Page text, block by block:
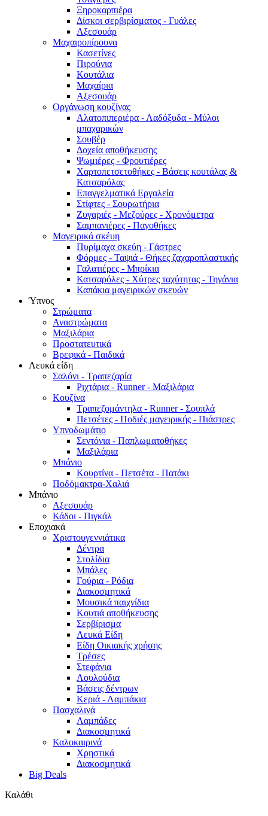
Ξηροκαρπιέρα
Δίσκοι σερβιρίσματος - Γυάλες
Αξεσουάρ
Μαχαιροπίρουνα
Κασετίνες
Πιρούνια
Κουτάλια
Μαχαίρια
Αξεσουάρ
Οργάνωση κουζίνας
Αλατοπιπεριέρα - Λαδόξυδα - Μύλοι
μπαχαρικών
Σουβέρ
Δοχεία αποθήκευσης
Ψωμιέρες - Φρουτιέρες
Χαρτοπετσετοθήκες - Βάσεις κουτάλας &
Κατσαρόλας
Επαγγελματικά Εργαλεία
Στίφτες - Σουρωτήρια
Ζυγαριές - Μεζούρες - Χρονόμετρα
Σαμπανιέρες - Παγοθήκες
Μαγειρικά σκέυη
Πυρίμαχα σκεύη - Γάστρες
Φόρμες - Ταψιά - Θήκες ζαχαροπλαστικής
Γαλατιέρες - Μπρίκια
Κατσαρόλες - Χύτρες ταχύτητας - Τηγάνια
Καπάκια μαγειρικών σκευών
Ύπνος
Στρώματα
Αναστρώματα
Μαξιλάρια
Προστατευτικά
Βρεφικά - Παιδικά
Λευκά είδη
Σαλόνι - Τραπεζαρία
Ριχτάρια - Runner - Μαξιλάρια
Κουζίνα
Τραπεζομάντηλα - Runner - Σουπλά
Πετσέτες - Ποδιές μαγειρικής - Πιάστρες
Υπνοδωμάτιο
Σεντόνια - Παπλωματοθήκες
Μαξιλάρια
Μπάνιο
Κουρτίνα - Πετσέτα - Πατάκι
Ποδόμακτρα-Χαλιά
Μπάνιο
Αξεσουάρ
Κάδοι - Πιγκάλ
Εποχιακά
Χριστουγεννιάτικα
Δέντρα
Στολίδια
Μπάλες
Γούρια - Ρόδια
Διακοσμητικά
Μουσικά παιχνίδια
Κουτιά αποθήκευσης
Σερβίρισμα
Λευκά Είδη
Είδη Οικιακής χρήσης
Τρέσες
Στεφάνια
Λουλούδια
Βάσεις δέντρων
Κεριά - Λαμπάκια
Πασχαλινά
Λαμπάδες
Διακοσμητικά
Καλοκαιρινά
Χρηστικά
Διακοσμητικά
Big Deals
Καλάθι